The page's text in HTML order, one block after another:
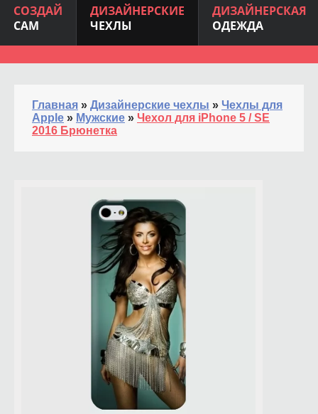
СОЗДАЙ
САМ
ДИЗАЙНЕРСКИЕ
ЧЕХЛЫ
ДИЗАЙНЕРСКАЯ
ОДЕЖДА
Главная » Дизайнерские чехлы » Чехлы для
Apple » Мужские » Чехол для iPhone 5 / SE
2016 Брюнетка